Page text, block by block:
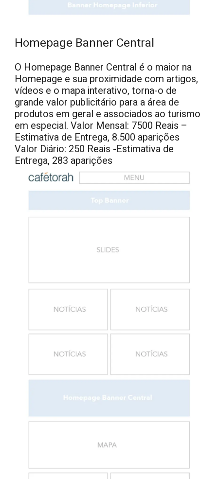
Homepage Banner Central
O Homepage Banner Central é o maior na
Homepage e sua proximidade com artigos,
vídeos e o mapa interativo, torna-o de
grande valor publicitário para a área de
produtos em geral e associados ao turismo
em especial. Valor Mensal: 7500 Reais –
Estimativa de Entrega, 8.500 aparições
Valor Diário: 250 Reais -Estimativa de
Entrega, 283 aparições